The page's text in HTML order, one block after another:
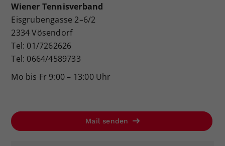
Wiener Tennisverband
Eisgrubengasse 2–6/2
2334 Vösendorf
Tel: 01/7262626
Tel: 0664/4589733
Mo bis Fr 9:00 – 13:00 Uhr
Mail senden